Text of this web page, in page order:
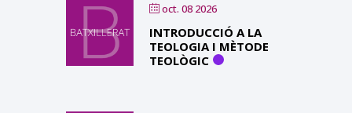
oct. 08 2026
INTRODUCCIÓ A LA
TEOLOGIA I MÈTODE
TEOLÒGIC